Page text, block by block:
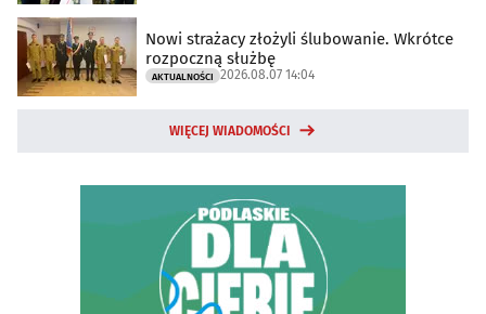
Nowi strażacy złożyli ślubowanie. Wkrótce
rozpoczną służbę
AKTUALNOŚCI 2026.08.07 14:04
WIĘCEJ WIADOMOŚCI